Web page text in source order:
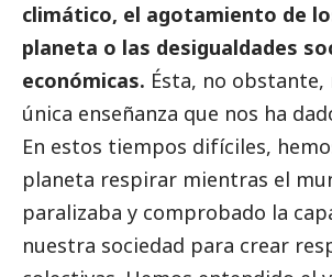
climático, el agotamiento de
planeta o las desigualdades
económicas. Ésta, no obstante,
única enseñanza que nos ha
En estos tiempos difíciles,
planeta respirar mientras el
paralizaba y comprobado la
nuestra sociedad para crear